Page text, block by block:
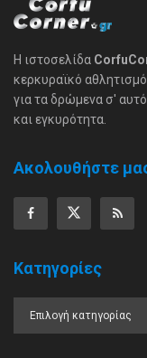
Η ιστοσελίδα
κερκυραϊκό
για τα δρώμενα σ'
και εγκυρότητα.
Ακολουθήστε
Κατηγορίες